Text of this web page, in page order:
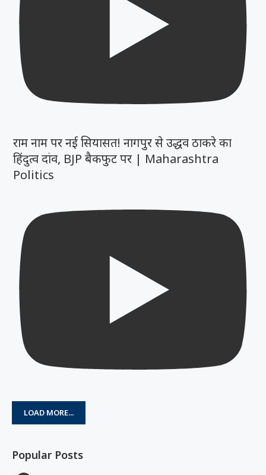
राम नाम पर नई सियासत! नागपुर से उद्धव ठाकरे का
हिंदुत्व दांव, BJP बैकफुट पर | Maharashtra
Politics
LOAD MORE...
Popular Posts